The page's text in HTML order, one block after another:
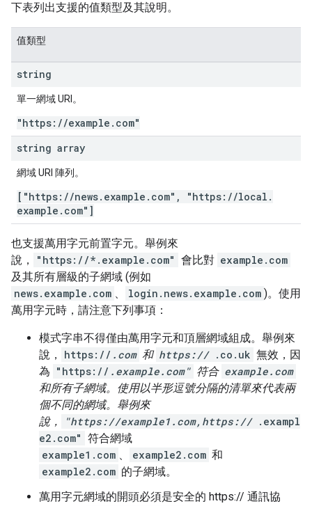
下表列出支援的值類型及其說明。
值類型
string
單一網域 URI。
"https: //example . com"
string array
網域 URI 陣列。
["https: //news. example . com" , "https: //local .
example . com"]
也支援萬用字元前置字元。舉例來
說，
"https://*.example.com" 會比對 example.com
及其所有層級的子網域 (例如
news.example.com 、 login.news.example.com )。使用
萬用字元時，請注意下列事項：
模式字串不得僅由萬用字元和頂層網域組成。舉例來
說，
https:// .com 和 https:// .co.uk 無效，因
為 "https:// .example.com" 符合 example.com
和所有子網域。使用以半形逗號分隔的清單來代表兩
個不同的網域。舉例來
說，
"https://example1.com,https:// .exampl
e2.com" 符合網域
example1.com 、 example2.com 和
example2.com 的子網域。
萬用字元網域的開頭必須是安全的 https:// 通訊協